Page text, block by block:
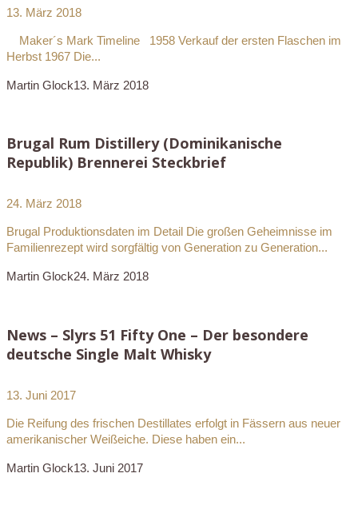
13. März 2018
Maker´s Mark Timeline 1958 Verkauf der ersten Flaschen im
Herbst 1967 Die...
Martin Glock13. März 2018
Brugal Rum Distillery (Dominikanische
Republik) Brennerei Steckbrief
24. März 2018
Brugal Produktionsdaten im Detail Die großen Geheimnisse im
Familienrezept wird sorgfältig von Generation zu Generation...
Martin Glock24. März 2018
News – Slyrs 51 Fifty One – Der besondere
deutsche Single Malt Whisky
13. Juni 2017
Die Reifung des frischen Destillates erfolgt in Fässern aus neuer
amerikanischer Weißeiche. Diese haben ein...
Martin Glock13. Juni 2017